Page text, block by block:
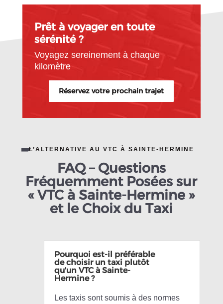
Prêt à voyager en toute
sérénité ?
Voyagez sereinement à chaque
kilomètre
Réservez votre prochain trajet
L’ALTERNATIVE AU VTC À SAINTE-HERMINE
FAQ – Questions
Fréquemment Posées sur
« VTC à Sainte-Hermine »
et le Choix du Taxi
Pourquoi est-il préférable
de choisir un taxi plutôt
qu'un VTC à Sainte-
Hermine ?
Les taxis sont soumis à des normes